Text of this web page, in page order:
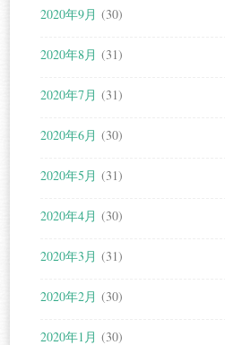
2020年9月 (30)
2020年8月 (31)
2020年7月 (31)
2020年6月 (30)
2020年5月 (31)
2020年4月 (30)
2020年3月 (31)
2020年2月 (30)
2020年1月 (30)